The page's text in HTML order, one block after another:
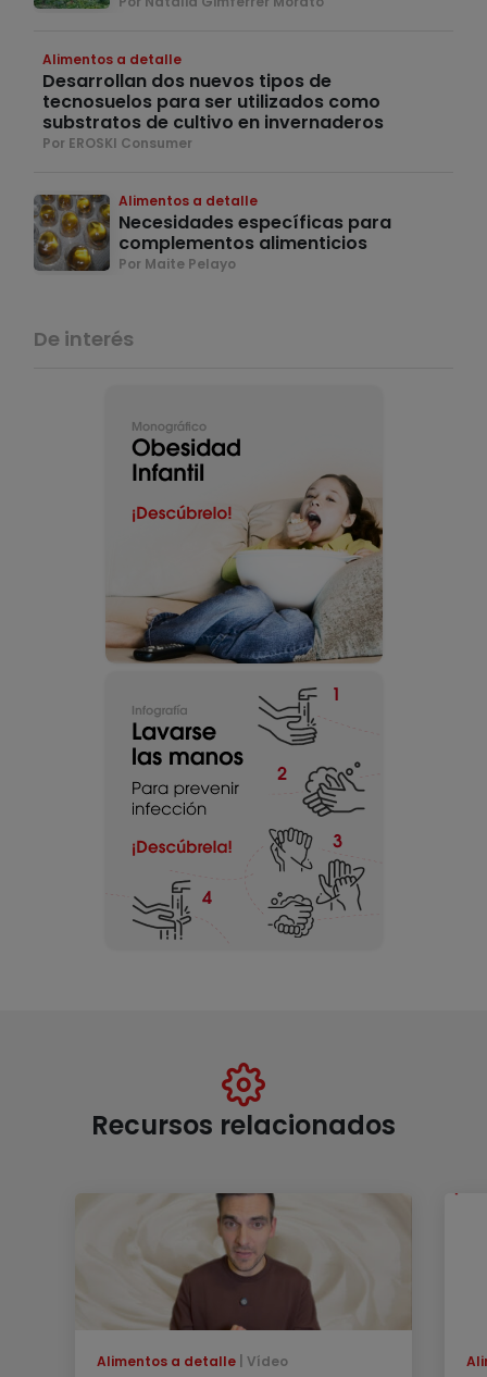
Alimentos a detalle
Desarrollan dos nuevos tipos de
tecnosuelos para ser utilizados como
substratos de cultivo en invernaderos
Por EROSKI Consumer
Alimentos a detalle
Necesidades específicas para
complementos alimenticios
Por Maite Pelayo
De interés
Recursos relacionados
Alimentos a detalle Vídeo